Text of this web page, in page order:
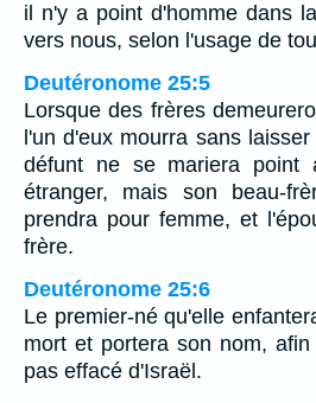
il n'y a point d'homme dans
vers nous, selon l'usage de
Deutéronome 25:5
Lorsque des frères
l'un d'eux mourra sans
défunt ne se mariera point
étranger, mais son beau-
prendra pour femme, et
frère.
Deutéronome 25:6
Le premier-né qu'elle
mort et portera son nom,
pas effacé d'Israël.